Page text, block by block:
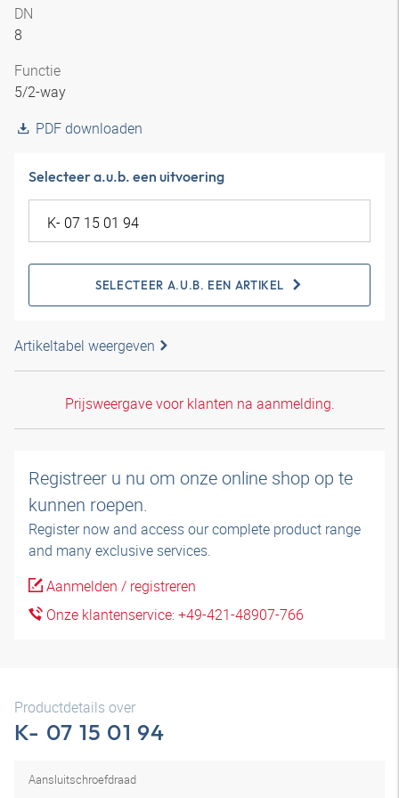
DN
8
Functie
5/2-way
PDF downloaden
Selecteer a.u.b. een uitvoering
SELECTEER A.U.B. EEN ARTIKEL
Artikeltabel weergeven
Prijsweergave voor klanten na aanmelding.
Registreer u nu om onze online shop op te
kunnen roepen.
Register now and access our complete product range
and many exclusive services.
Aanmelden / registreren
Onze klantenservice: +49-421-48907-766
Productdetails over
K- 07 15 01 94
Aansluitschroefdraad